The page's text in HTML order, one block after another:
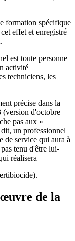
formation spécifique
effet et enregistré
est toute personne
activité
techniciens, les
précise dans la
(version d'octobre
pas aux «
un professionnel
de service qui aura à
tenu d'être lui-
réalisera
de la